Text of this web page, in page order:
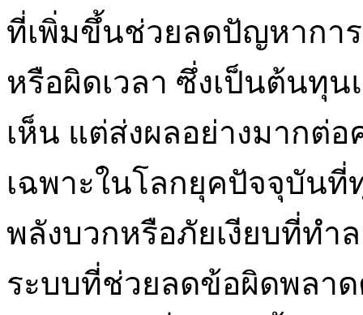
ที่เพิ่มขึ้นช่วยลดปัญหากา
หรือผิดเวลา ซึ่งเป็นต้นทุ
เห็น แต่ส่งผลอย่างมากต่
เฉพาะในโลกยุคปัจจุบันที่
พลังบวกหรือภัยเงียบที่ทำ
ระบบที่ช่วยลดข้อผิดพลา